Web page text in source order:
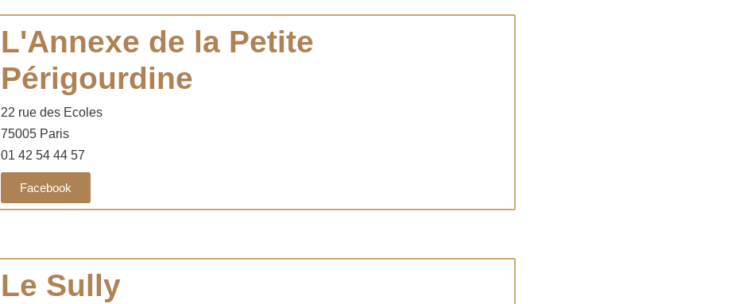
L'Annexe de la Petite
Périgourdine
22 rue des Ecoles
75005 Paris
01 42 54 44 57
Facebook
Le Sully